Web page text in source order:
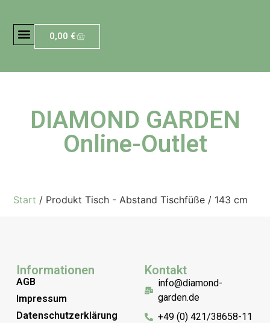
0,00€
DIAMOND GARDEN
Online-Outlet
Start / Produkt Tisch - Abstand Tischfüße / 143 cm
Informationen
AGB
Impressum
Datenschutzerklärung
Kontakt
info@diamond-
garden.de
+49 (0) 421/38658-11